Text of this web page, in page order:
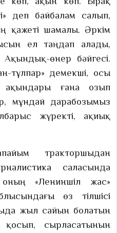
деп байбалам салып,
қажеті шамалы. Әркім
ел таңдап алады,
өнер бәйгесі.
тұлпар» демекші, осы
ақындары ғана озып
мұндай дарабозымыз
жүректі, ақиық
тракторшыдан
саласында
«Лениншіл жас»
өз тілшісі
жыл сайын болатын
сырласатынын